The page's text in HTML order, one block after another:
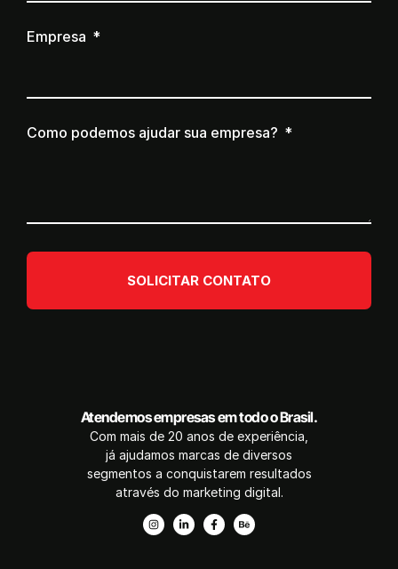
Empresa
Como podemos ajudar sua empresa?
SOLICITAR CONTATO
Atendemos empresas em todo o Brasil.
Com mais de 20 anos de experiência,
já ajudamos marcas de diversos
segmentos a conquistarem resultados
através do marketing digital.